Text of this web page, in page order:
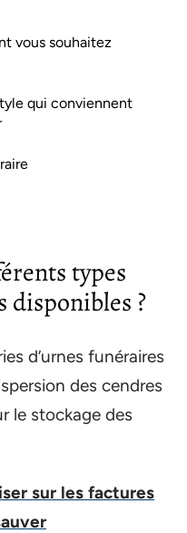
vous souhaitez
qui conviennent
types
disponibles ?
d’urnes funéraires
des cendres
le stockage des
sur les factures